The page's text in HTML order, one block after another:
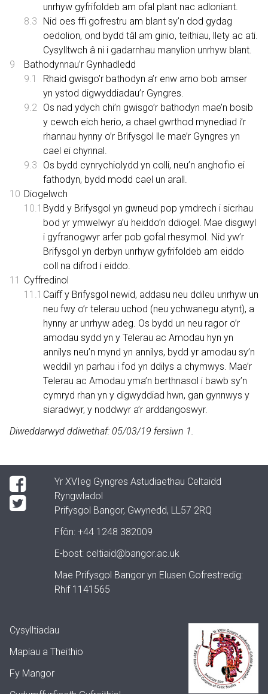
unrhyw gyfrifoldeb am ofal plant nac adloniant.
Nid oes ffi gofrestru am blant sy’n dod gydag
oedolion, ond bydd tâl am ginio, teithiau, llety ac ati.
Cysylltwch â ni i gadarnhau manylion unrhyw blant.
Bathodynnau’r Gynhadledd
Rhaid gwisgo’r bathodyn a’r enw arno bob amser
yn ystod digwyddiadau’r Gyngres.
Os nad ydych chi’n gwisgo’r bathodyn mae’n bosib
y cewch eich herio, a chael gwrthod mynediad i’r
rhannau hynny o’r Brifysgol lle mae’r Gyngres yn
cael ei chynnal.
Os bydd cynrychiolydd yn colli, neu’n anghofio ei
fathodyn, bydd modd cael un arall.
Diogelwch
Bydd y Brifysgol yn gwneud pop ymdrech i sicrhau
bod yr ymwelwyr a’u heiddo’n ddiogel. Mae disgwyl
i gyfranogwyr arfer pob gofal rhesymol. Nid yw’r
Brifysgol yn derbyn unrhyw gyfrifoldeb am eiddo
coll na difrod i eiddo.
Cyffredinol
Caiff y Brifysgol newid, addasu neu ddileu unrhyw un
neu fwy o’r telerau uchod (neu ychwanegu atynt), a
hynny ar unrhyw adeg. Os bydd un neu ragor o’r
amodau sydd yn y Telerau ac Amodau hyn yn
annilys neu’n mynd yn annilys, bydd yr amodau sy’n
weddill yn parhau i fod yn ddilys a chymwys. Mae’r
Telerau ac Amodau yma’n berthnasol i bawb sy’n
cymryd rhan yn y digwyddiad hwn, gan gynnwys y
siaradwyr, y noddwyr a’r arddangoswyr.
Diweddarwyd ddiwethaf: 05/03/19 fersiwn 1.
Cysylltiadau
Mapiau a Theithio
Fy Mangor
Yr XVIeg Gyngres Astudiaethau Celtaidd
Ryngwladol
Prifysgol Bangor, Gwynedd, LL57 2RQ
Ffôn: +44 1248 382009
E-bost: celtiaid@bangor.ac.uk
Mae Prifysgol Bangor yn Elusen Gofrestredig:
Rhif 1141565